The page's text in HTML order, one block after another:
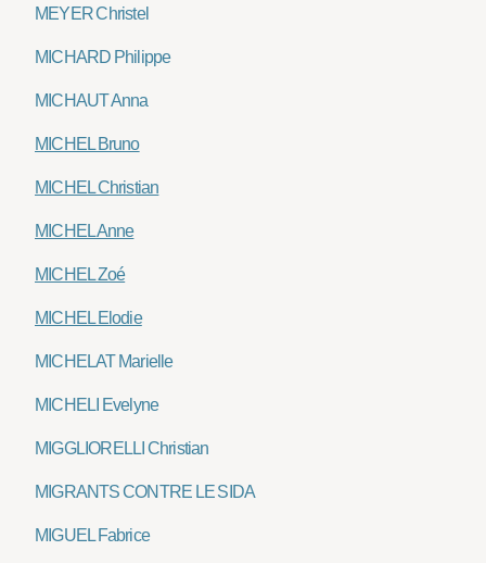
MEYER Christel
MICHARD Philippe
MICHAUT Anna
MICHEL Bruno
MICHEL Christian
MICHEL Anne
MICHEL Zoé
MICHEL Elodie
MICHELAT Marielle
MICHELI Evelyne
MIGGLIORELLI Christian
MIGRANTS CONTRE LE SIDA
MIGUEL Fabrice